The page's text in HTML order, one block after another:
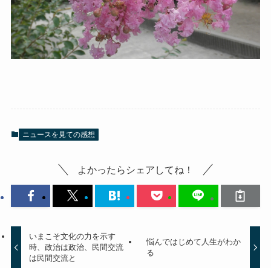
ニュースを見ての感想
よかったらシェアしてね！
いまこそ文化の力を示す
時、政治は政治、民間交流
は民間交流と
悩んではじめて人生がわか
る